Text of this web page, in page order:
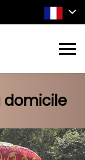
domicile